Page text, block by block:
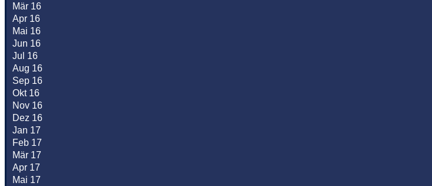
Mär 16
Apr 16
Mai 16
Jun 16
Jul 16
Aug 16
Sep 16
Okt 16
Nov 16
Dez 16
Jan 17
Feb 17
Mär 17
Apr 17
Mai 17